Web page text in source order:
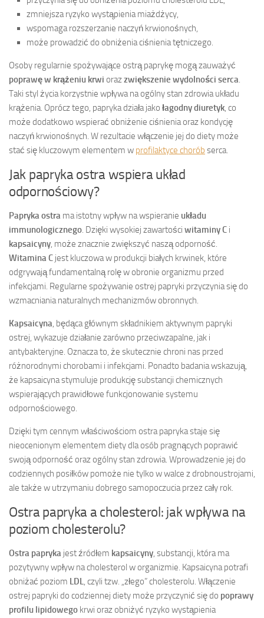
zmniejsza ryzyko wystąpienia miażdżycy,
wspomaga rozszerzanie naczyń krwionośnych,
może prowadzić do obniżenia ciśnienia tętniczego.
Osoby regularnie spożywające ostrą paprykę mogą zauważyć
poprawę w krążeniu krwi orazzwiększenie wydolności serca.
Taki styl życia korzystnie wpływa na ogólny stan zdrowia układu
krążenia. Oprócz tego, papryka działa jako łagodny diuretyk, co
może dodatkowo wspierać obniżenie ciśnienia oraz kondycję
naczyń krwionośnych. W rezultacie włączenie jej do diety może
stać się kluczowym elementem w profilaktyce chorób serca.
Jak papryka ostra wspiera układ
odpornościowy?
Papryka ostra ma istotny wpływ na wspieranie układu
immunologicznego. Dzięki wysokiej zawartości witaminy C i
kapsaicyny, może znacznie zwiększyć naszą odporność.
Witamina C jest kluczowa w produkcji białych krwinek, które
odgrywają fundamentalną rolę w obronie organizmu przed
infekcjami. Regularne spożywanie ostrej papryki przyczynia się do
wzmacniania naturalnych mechanizmów obronnych.
Kapsaicyna, będąca głównym składnikiem aktywnym papryki
ostrej, wykazuje działanie zarówno przeciwzapalne, jak i
antybakteryjne. Oznacza to, że skutecznie chroni nas przed
różnorodnymi chorobami i infekcjami. Ponadto badania wskazują,
że kapsaicyna stymuluje produkcję substancji chemicznych
wspierających prawidłowe funkcjonowanie systemu
odpornościowego.
Dzięki tym cennym właściwościom ostra papryka staje się
nieocenionym elementem diety dla osób pragnących poprawić
swoją odporność oraz ogólny stan zdrowia. Wprowadzenie jej do
codziennych posiłków pomoże nie tylko w walce z drobnoustrojami,
ale także w utrzymaniu dobrego samopoczucia przez cały rok.
Ostra papryka a cholesterol: jak wpływa na
poziom cholesterolu?
Ostra papryka jest źródłem kapsaicyny, substancji, która ma
pozytywny wpływ na cholesterol w organizmie. Kapsaicyna potrafi
obniżać poziom LDL, czyli tzw. „złego” cholesterolu. Włączenie
ostrej papryki do codziennej diety może przyczynić się do poprawy
profilu lipidowego krwi oraz obniżyć ryzyko wystąpienia